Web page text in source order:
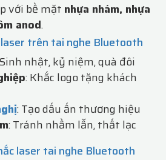
với bề mặt nhựa nhám, nhựa
anod.
laser trên tai nghe Bluetooth
nhật, kỷ niệm, quà đôi
: Khắc logo tặng khách
: Tạo dấu ấn thương hiệu
: Tránh nhầm lẫn, thất lạc
laser tai nghe Bluetooth